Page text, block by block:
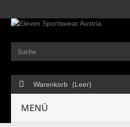
Warenkorb (Leer)
MENÜ